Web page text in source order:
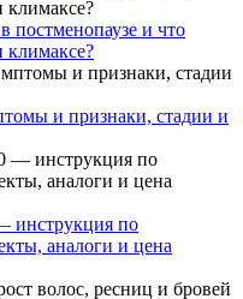
постменопаузе и что
климаксе?
и признаки, стадии и
инструкция по
аналоги и цена